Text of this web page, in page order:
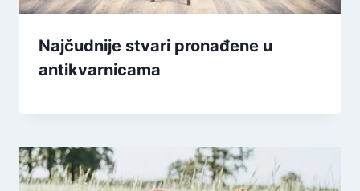
Najčudnije stvari pronađene u
antikvarnicama